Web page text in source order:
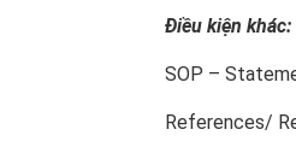
Điều kiện khác:
SOP –
References/